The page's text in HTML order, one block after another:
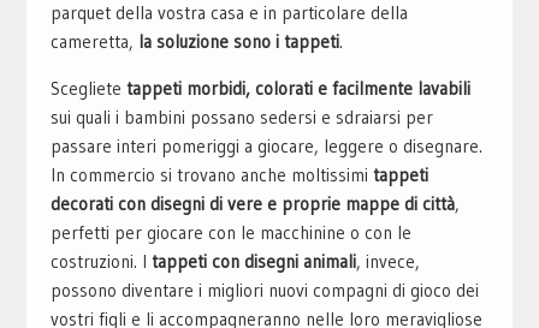
parquet della vostra casa e in particolare della
cameretta, la soluzione sono i tappeti.
Scegliete tappeti morbidi, colorati e facilmente lavabili
sui quali i bambini possano sedersi e sdraiarsi per
passare interi pomeriggi a giocare, leggere o disegnare.
In commercio si trovano anche moltissimi tappeti
decorati con disegni di vere e proprie mappe di città,
perfetti per giocare con le macchinine o con le
costruzioni. I tappeti con disegni animali, invece,
possono diventare i migliori nuovi compagni di gioco dei
vostri figli e li accompagneranno nelle loro meravigliose